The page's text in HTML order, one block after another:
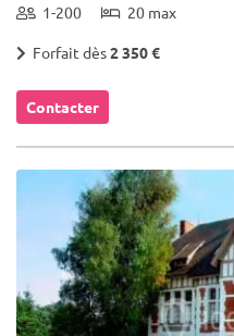
1-200 20 max
Forfait dès2 350 €
Contacter